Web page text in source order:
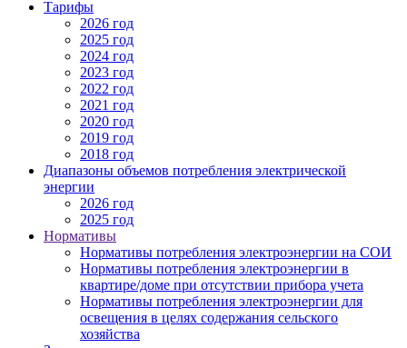
Тарифы
2026 год
2025 год
2024 год
2023 год
2022 год
2021 год
2020 год
2019 год
2018 год
Диапазоны объемов потребления электрической
энергии
2026 год
2025 год
Нормативы
Нормативы потребления электроэнергии на СОИ
Нормативы потребления электроэнергии в
квартире/доме при отсутствии прибора учета
Нормативы потребления электроэнергии для
освещения в целях содержания сельского
хозяйства